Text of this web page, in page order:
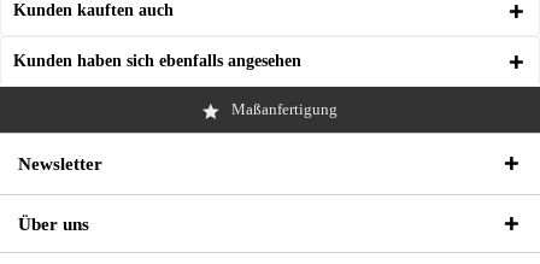
Kunden kauften auch
Kunden haben sich ebenfalls angesehen
Maßanfertigung
Newsletter
Über uns